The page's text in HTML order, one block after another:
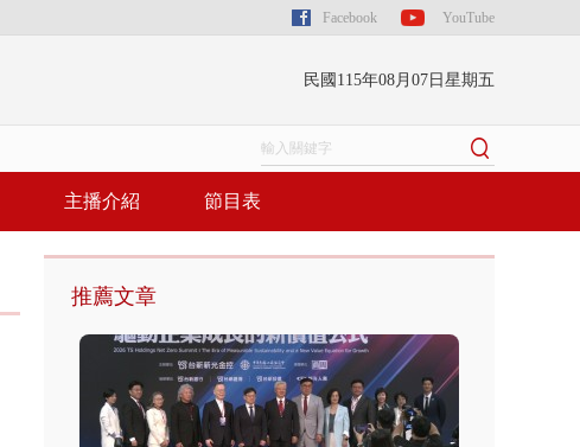
Facebook YouTube
民國115年08月07日星期五
主播介紹 節目表
推薦文章